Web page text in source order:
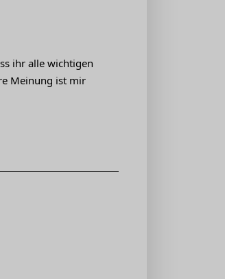
ihr alle wichtigen
Meinung ist mir